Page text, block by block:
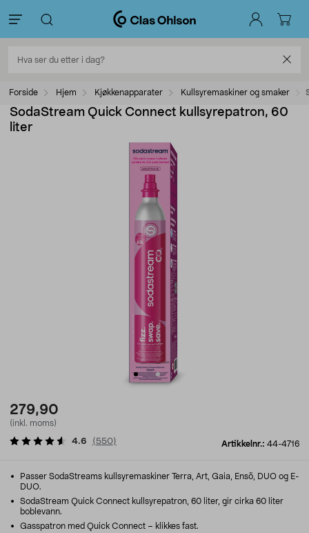
Forside Hjem Kjøkkenapparater Kullsyremaskiner og smaker
SodaStream Quick Connect kullsyrepatron, 60
liter
279,90
(inkl. moms)
Artikkelnr.: 44-4716
4.6 ( 550)
Passer SodaStreams kullsyremaskiner Terra, Art, Gaia, Ensõ, DUO og E-
DUO.
SodaStream Quick Connect kullsyrepatron, 60 liter, gir cirka 60 liter
boblevann.
Gasspatron med Quick Connect – klikkes fast.